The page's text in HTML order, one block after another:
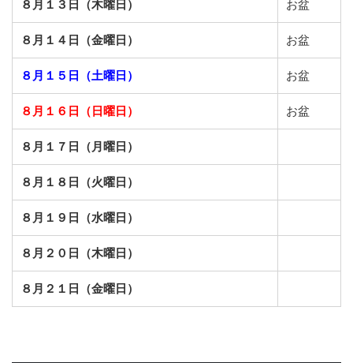
８月１３日（木曜日） お盆
８月１４日（金曜日） お盆
８月１５日（土曜日） お盆
８月１６日（日曜日） お盆
８月１７日（月曜日）
８月１８日（火曜日）
８月１９日（水曜日）
８月２０日（木曜日）
８月２１日（金曜日）